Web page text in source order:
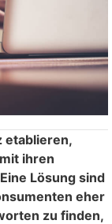
etablieren,
ihren
Lösung sind
eher
zu finden,